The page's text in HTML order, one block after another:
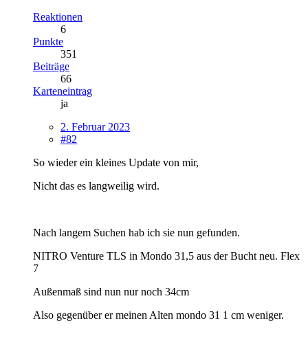
Reaktionen
6
Punkte
351
Beiträge
66
Karteneintrag
ja
2. Februar 2023
#82
So wieder ein kleines Update von mir,
Nicht das es langweilig wird.
Nach langem Suchen hab ich sie nun gefunden.
NITRO Venture TLS in Mondo 31,5 aus der Bucht neu. Flex
7
Außenmaß sind nun nur noch 34cm
Also gegenüber er meinen Alten mondo 31 1 cm weniger.